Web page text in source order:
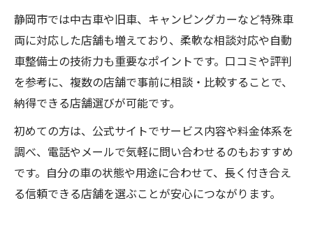
旧車レンタカーや中古車リース車検の流れ
静岡市で安心して任せる旧車の車検実例紹
介
車検とクラフトで守る静岡市の愛車メンテ
術
キャンピングカーのクラフト対応車検が頼れる
理由
静岡市でキャンピングカー車検が安心な秘
密
静岡市では中古車や旧車、キャンピングカーなど特殊車
両に対応した店舗も増えており、柔軟な相談対応や自動
車整備士の技術力も重要なポイントです。口コミや評判
を参考に、複数の店舗で事前に相談・比較することで、
納得できる店舗選びが可能です。
初めての方は、公式サイトでサービス内容や料金体系を
調べ、電話やメールで気軽に問い合わせるのもおすすめ
です。自分の車の状態や用途に合わせて、長く付き合え
る信頼できる店舗を選ぶことが安心につながります。